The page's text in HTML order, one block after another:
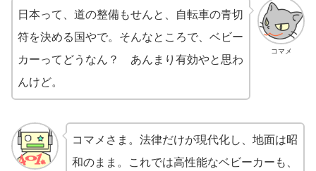
コマメ
日本って、道の整備もせんと、自転車の青切
符を決める国やで。そんなところで、ベビー
カーってどうなん？ あんまり有効やと思わ
んけど。
コマメさま。法律だけが現代化し、地面は昭
和のまま。これでは高性能なベビーカーも、